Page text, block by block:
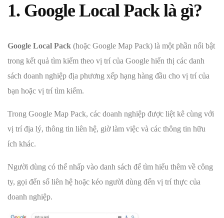
1. Google Local Pack là gì?
Google Local Pack (hoặc Google Map Pack) là một phần nổi bật
trong kết quả tìm kiếm theo vị trí của Google hiển thị các danh
sách doanh nghiệp địa phương xếp hạng hàng đầu cho vị trí của
bạn hoặc vị trí tìm kiếm.
Trong Google Map Pack, các doanh nghiệp được liệt kê cùng với
vị trí địa lý, thông tin liên hệ, giờ làm việc và các thông tin hữu
ích khác.
Người dùng có thể nhấp vào danh sách để tìm hiểu thêm về công
ty, gọi đến số liên hệ hoặc kéo người dùng đến vị trí thực của
doanh nghiệp.